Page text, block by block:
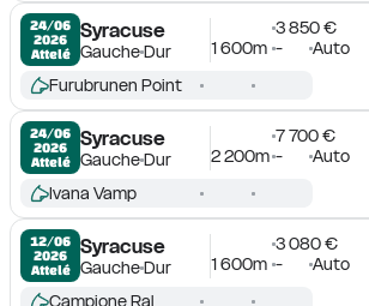
24/06
2026
Attelé
Syracuse
GaucheDur
3 850 €
1 600m -
Auto
Furubrunen Point
24/06
2026
Attelé
Syracuse
GaucheDur
7 700 €
2 200m -
Auto
Ivana Vamp
12/06
2026
Attelé
Syracuse
GaucheDur
3 080 €
1 600m - Auto
Campione Ral